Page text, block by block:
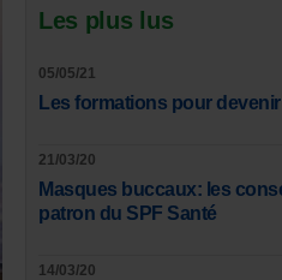
Les plus lus
05/05/21
Les formations pour
21/03/20
Masques buccaux: les
patron du SPF Santé
14/03/20